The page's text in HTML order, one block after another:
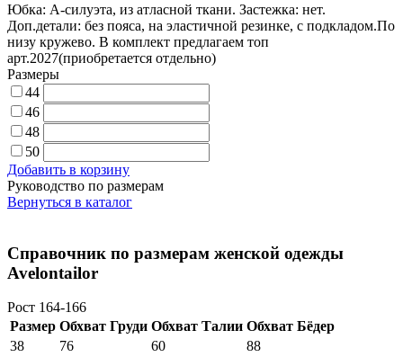
Юбка: А-силуэта, из атласной ткани. Застежка: нет.
Доп.детали: без пояса, на эластичной резинке, с подкладом.По
низу кружево. В комплект предлагаем топ
арт.2027(приобретается отдельно)
Размеры
44
46
48
50
Добавить в корзину
Руководство по размерам
Вернуться в каталог
Справочник по размерам женской одежды
Avelontailor
Рост 164-166
Размер Обхват Груди Обхват Талии Обхват Бёдер
38
76 60
88